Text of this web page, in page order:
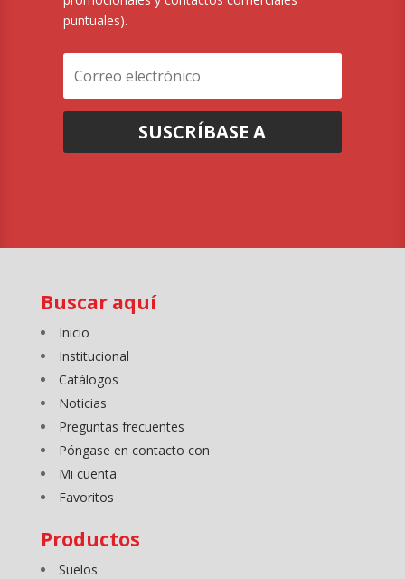
puntuales).
SUSCRÍBASE A
Buscar aquí
Inicio
Institucional
Catálogos
Noticias
Preguntas frecuentes
Póngase en contacto con
Mi cuenta
Favoritos
Productos
Suelos